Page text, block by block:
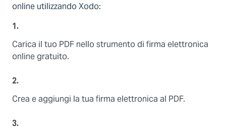
online utilizzando Xodo:
1.
Carica il tuo PDF nello strumento di firma elettronica
online gratuito.
2.
Crea e aggiungi la tua firma elettronica al PDF.
3.